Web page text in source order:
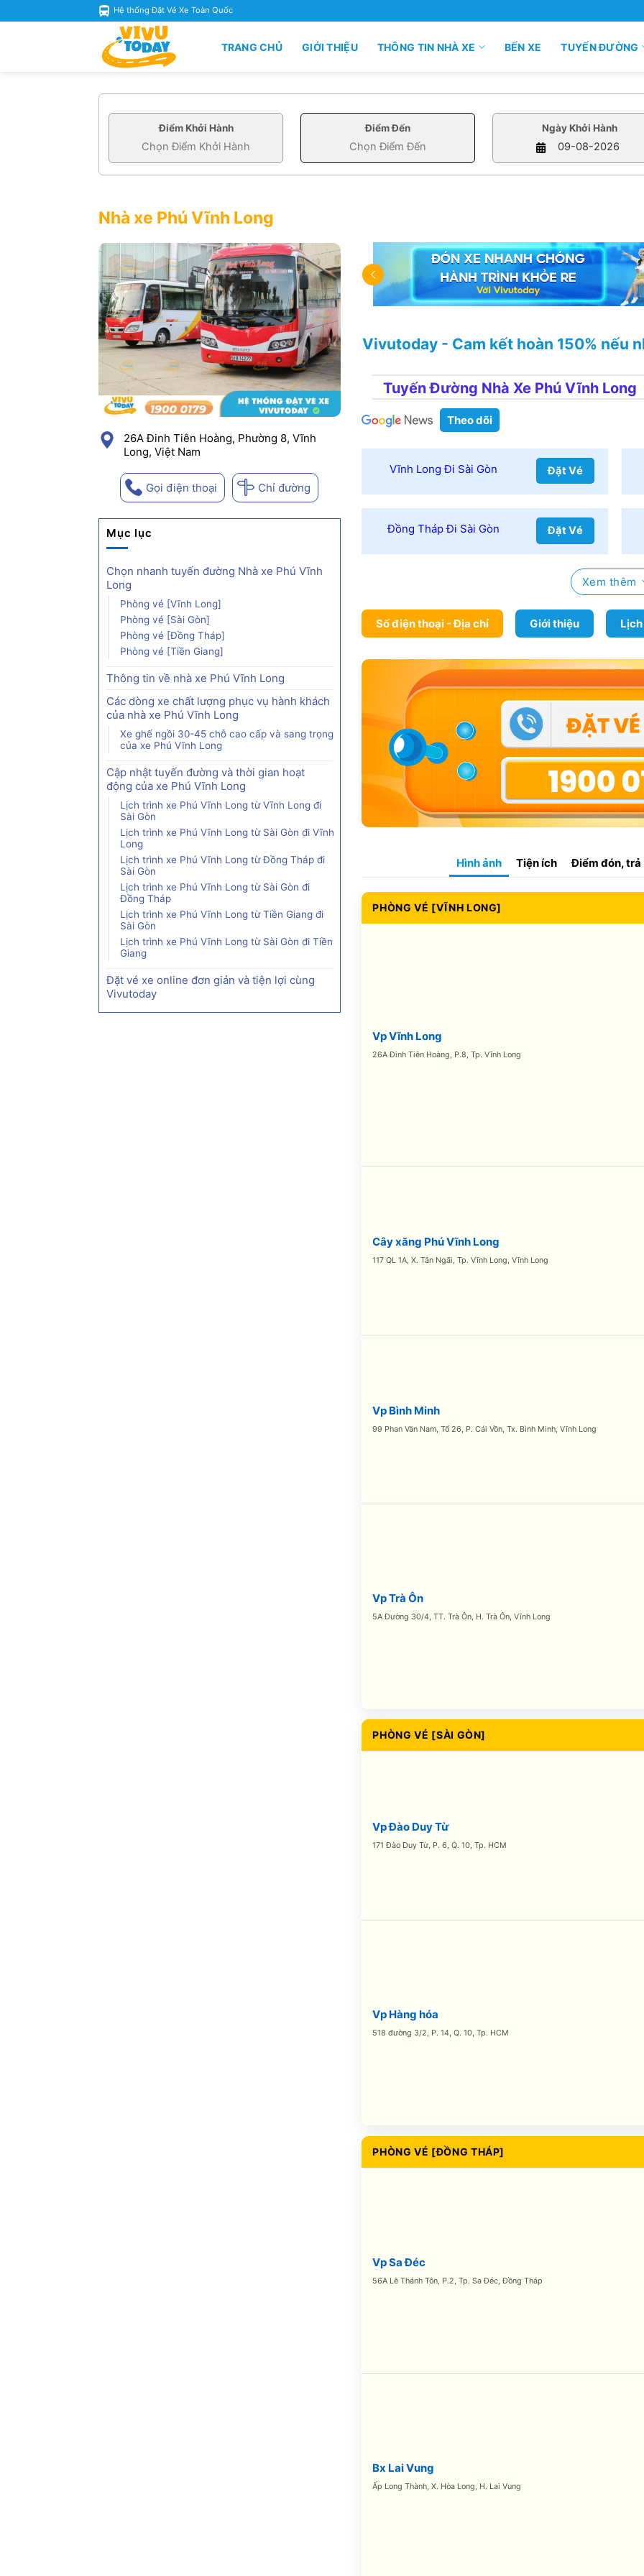
to
Hệ thống Đặt Vé Xe Toàn Quốc
TRANG CHỦ GIỚI THIỆU THÔNG TIN NHÀ XE BẾN XE TUYẾN ĐƯỜNG
Điểm Khởi Hành Điểm Đến Ngày Khởi Hành
Nhà xe Phú Vĩnh Long
26A Đinh Tiên Hoàng, Phường 8, Vĩnh
Long, Việt Nam
Gọi điện thoại Chỉ đường
Mục lục
Chọn nhanh tuyến đường Nhà xe Phú Vĩnh
Long
Phòng vé [Vĩnh Long]
Phòng vé [Sài Gòn]
Phòng vé [Đồng Tháp]
Phòng vé [Tiền Giang]
Thông tin về nhà xe Phú Vĩnh Long
Các dòng xe chất lượng phục vụ hành khách
của nhà xe Phú Vĩnh Long
Xe ghế ngồi 30-45 chỗ cao cấp và sang trọng
của xe Phú Vĩnh Long
Cập nhật tuyến đường và thời gian hoạt
động của xe Phú Vĩnh Long
Lịch trình xe Phú Vĩnh Long từ Vĩnh Long đi
Sài Gòn
Lịch trình xe Phú Vĩnh Long từ Sài Gòn đi Vĩnh
Long
Lịch trình xe Phú Vĩnh Long từ Đồng Tháp đi
Sài Gòn
Lịch trình xe Phú Vĩnh Long từ Sài Gòn đi
Đồng Tháp
Lịch trình xe Phú Vĩnh Long từ Tiền Giang đi
Sài Gòn
Lịch trình xe Phú Vĩnh Long từ Sài Gòn đi Tiền
Giang
Đặt vé xe online đơn giản và tiện lợi cùng
Vivutoday
Vivutoday - Cam kết hoàn 150% nếu
Tuyến Đường Nhà Xe Phú Vĩnh Long
Theo dõi
Vĩnh Long Đi Sài Gòn Đặt Vé
Đồng Tháp Đi Sài Gòn Đặt Vé
Xem thêm
Số điện thoại - Địa chỉ Giới thiệu
Hình ảnh Tiện ích Điểm đón, trả
PHÒNG VÉ [VĨNH LONG]
Vp Vĩnh Long
26A Đinh Tiên Hoàng, P.8, Tp. Vĩnh Long
Cây xăng Phú Vĩnh Long
117 QL 1A, X. Tân Ngãi, Tp. Vĩnh Long, Vĩnh Long
Vp Bình Minh
99 Phan Văn Nam, Tổ 26, P. Cái Vồn, Tx. Bình Minh, Vĩnh Long
Vp Trà Ôn
5A Đường 30/4, TT. Trà Ôn, H. Trà Ôn, Vĩnh Long
PHÒNG VÉ [SÀI GÒN]
Vp Đào Duy Từ
171 Đào Duy Từ, P. 6, Q. 10, Tp. HCM
Vp Hàng hóa
518 đường 3/2, P. 14, Q. 10, Tp. HCM
PHÒNG VÉ [ĐỒNG THÁP]
Vp Sa Đéc
56A Lê Thánh Tôn, P.2, Tp. Sa Đéc, Đồng Tháp
Bx Lai Vung
Ấp Long Thành, X. Hòa Long, H. Lai Vung